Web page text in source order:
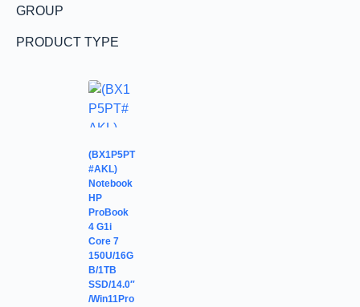
GROUP
PRODUCT TYPE
(BX1P5PT
#AKL)
Notebook
HP
ProBook
4 G1i
Core 7
150U/16G
B/1TB
SSD/14.0″
/Win11Pro